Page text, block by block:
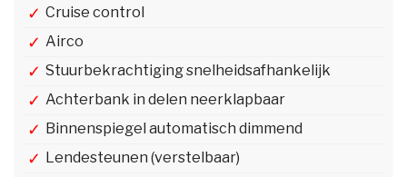
Cruise control
Airco
Stuurbekrachtiging snelheidsafhankelijk
Achterbank in delen neerklapbaar
Binnenspiegel automatisch dimmend
Lendesteunen (verstelbaar)